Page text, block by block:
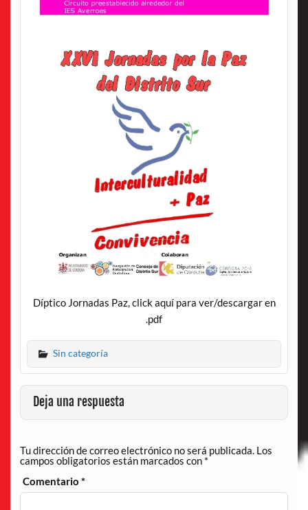
Díptico Jornadas Paz, click aquí para ver/descargar en
.pdf
Sin categoría
Deja una respuesta
Tu dirección de correo electrónico no será publicada. Los
campos obligatorios están marcados con *
Comentario*